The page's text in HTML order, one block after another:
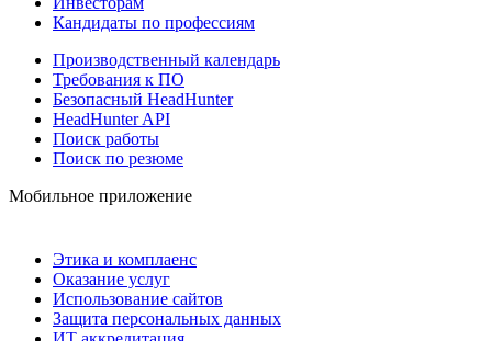
Кандидаты по профессиям
Производственный календарь
Требования к ПО
Безопасный HeadHunter
HeadHunter API
Поиск работы
Поиск по резюме
Мобильное приложение
Этика и комплаенс
Оказание услуг
Использование сайтов
Защита персональных данных